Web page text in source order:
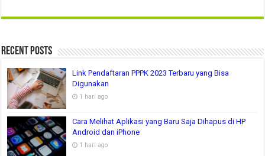
Recent Posts
Link Pendaftaran PPPK 2023 Terbaru yang Bisa
Digunakan
1 hari ago
Cara Melihat Aplikasi yang Baru Saja Dihapus di HP
Android dan iPhone
1 hari ago